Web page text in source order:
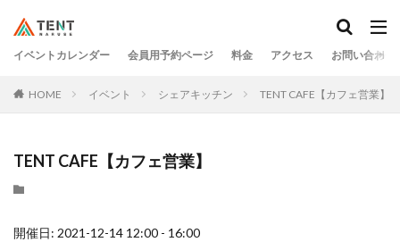
イベントカレンダー 会員用予約ページ 料金 アクセス お問い合わせ
HOME イベント シェアキッチン TENT CAFE【カフェ営業】
TENT CAFE【カフェ営業】
開催日: 2021-12-14 12:00 - 16:00